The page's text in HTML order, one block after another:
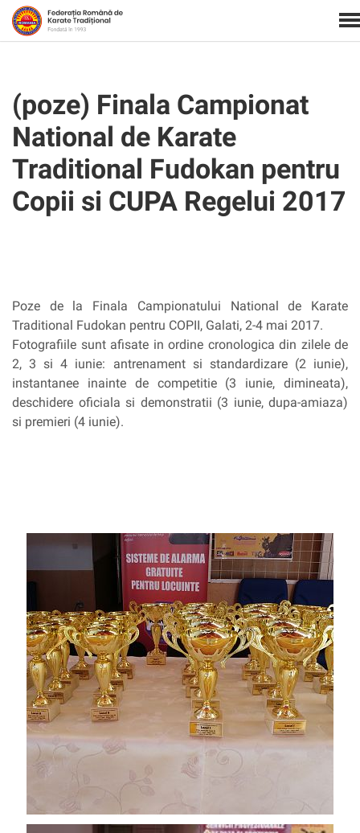
(poze) Finala Campionat
National de Karate
Traditional Fudokan pentru
Copii si CUPA Regelui 2017
Poze de la Finala Campionatului National de Karate
Traditional Fudokan pentru COPII, Galati, 2-4 mai 2017.
Fotografiile sunt afisate in ordine cronologica din zilele de
2, 3 si 4 iunie: antrenament si standardizare (2 iunie),
instantanee inainte de competitie (3 iunie, dimineata),
deschidere oficiala si demonstratii (3 iunie, dupa-amiaza)
si premieri (4 iunie).